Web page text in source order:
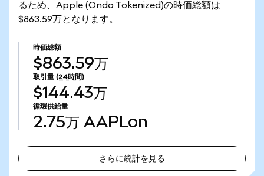
るため、Apple (Ondo Tokenized)の時価総額は
$863.59万となります。
時価総額
$863.59万
取引量 (24時間)
$144.43万
循環供給量
2.75万 AAPLon
さらに統計を見る